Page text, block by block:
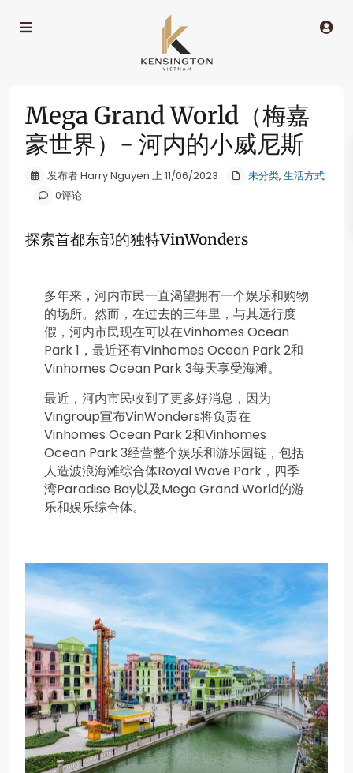
Mega Grand World（梅嘉
豪世界）- 河内的小威尼斯
发布者 Harry Nguyen 上 11/06/2023 未分类, 生活方式
0评论
探索首都东部的独特VinWonders
多年来，河内市民一直渴望拥有一个娱乐和购物
的场所。然而，在过去的三年里，与其远行度
假，河内市民现在可以在Vinhomes Ocean
Park 1，最近还有Vinhomes Ocean Park 2和
Vinhomes Ocean Park 3每天享受海滩。
最近，河内市民收到了更多好消息，因为
Vingroup宣布VinWonders将负责在
Vinhomes Ocean Park 2和Vinhomes
Ocean Park 3经营整个娱乐和游乐园链，包括
人造波浪海滩综合体Royal Wave Park，四季
湾Paradise Bay以及Mega Grand World的游
乐和娱乐综合体。